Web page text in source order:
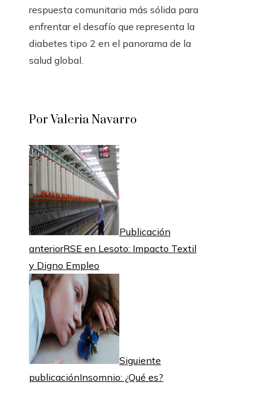
respuesta comunitaria más sólida para
enfrentar el desafío que representa la
diabetes tipo 2 en el panorama de la
salud global.
Por Valeria Navarro
Publicación
anteriorRSE en Lesoto: Impacto Textil
y Digno Empleo
Siguiente
publicaciónInsomnio: ¿Qué es?